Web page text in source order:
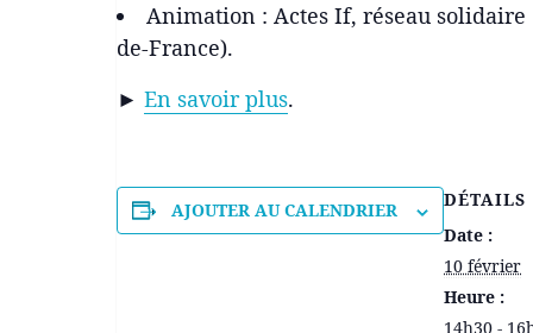
Animation : Actes If, réseau
de-France).
►En savoir plus.
AJOUTER AU CALENDRIER
DÉTAILS
Date :
10 février
Heure :
14h30 -